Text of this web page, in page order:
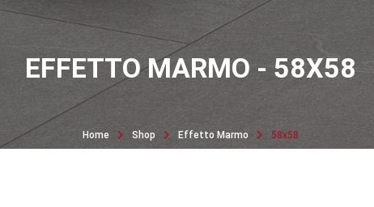
EFFETTO MARMO - 58X58
Home Shop Effetto Marmo 58x58